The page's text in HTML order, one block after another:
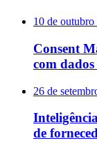
10 de outubro
Consent
com dados
26 de
de